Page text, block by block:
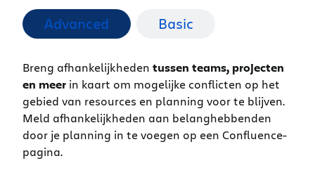
Advanced Basic
Breng afhankelijkheden tussen teams, projecten
en meer in kaart om mogelijke conflicten op het
gebied van resources en planning voor te blijven.
Meld afhankelijkheden aan belanghebbenden
door je planning in te voegen op een Confluence-
pagina.